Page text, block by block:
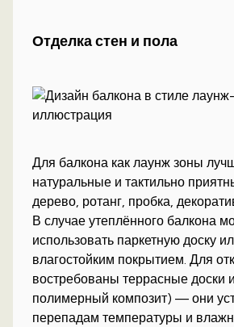
Отделка стен и пола
Для балкона как лаунж зоны
натуральные и тактильно
дерево, ротанг, пробка,
В случае утеплённого балкона
использовать паркетную доску
влагостойким покрытием. Для
востребованы террасные доски
полимерный композит) — они
перепадам температуры и